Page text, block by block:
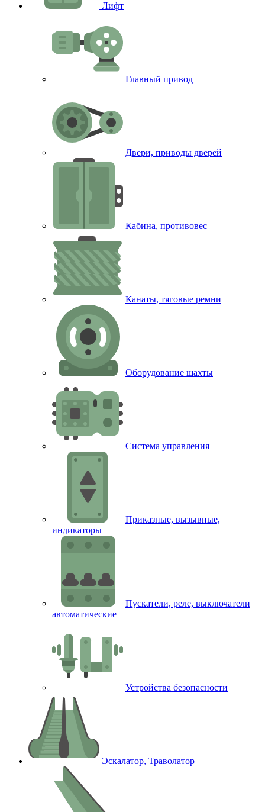
Лифт
Главный привод
Двери, приводы дверей
Кабина, противовес
Канаты, тяговые ремни
Оборудование шахты
Система управления
Приказные, вызывные,
индикаторы
Пускатели, реле, выключатели
автоматические
Устройства безопасности
Эскалатор, Траволатор